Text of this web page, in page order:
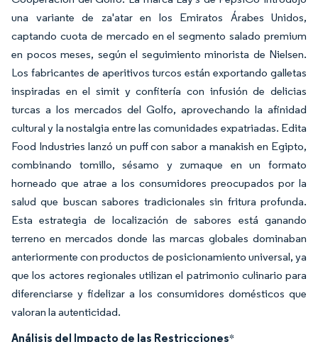
una variante de za'atar en los Emiratos Árabes Unidos,
captando cuota de mercado en el segmento salado premium
en pocos meses, según el seguimiento minorista de Nielsen.
Los fabricantes de aperitivos turcos están exportando galletas
inspiradas en el simit y confitería con infusión de delicias
turcas a los mercados del Golfo, aprovechando la afinidad
cultural y la nostalgia entre las comunidades expatriadas. Edita
Food Industries lanzó un puff con sabor a manakish en Egipto,
combinando tomillo, sésamo y zumaque en un formato
horneado que atrae a los consumidores preocupados por la
salud que buscan sabores tradicionales sin fritura profunda.
Esta estrategia de localización de sabores está ganando
terreno en mercados donde las marcas globales dominaban
anteriormente con productos de posicionamiento universal, ya
que los actores regionales utilizan el patrimonio culinario para
diferenciarse y fidelizar a los consumidores domésticos que
valoran la autenticidad.
Análisis del Impacto de las Restricciones*